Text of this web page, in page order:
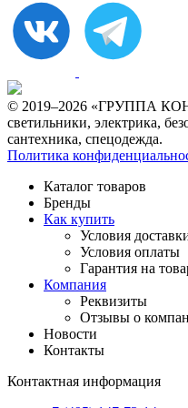
© 2019–2026 «ГРУППА
светильники, электрика,
сантехника, спецодежда.
Политика
Каталог товаров
Бренды
Как купить
Условия
Условия оплаты
Гарантия на
Компания
Реквизиты
Отзывы о
Новости
Контакты
Контактная информация